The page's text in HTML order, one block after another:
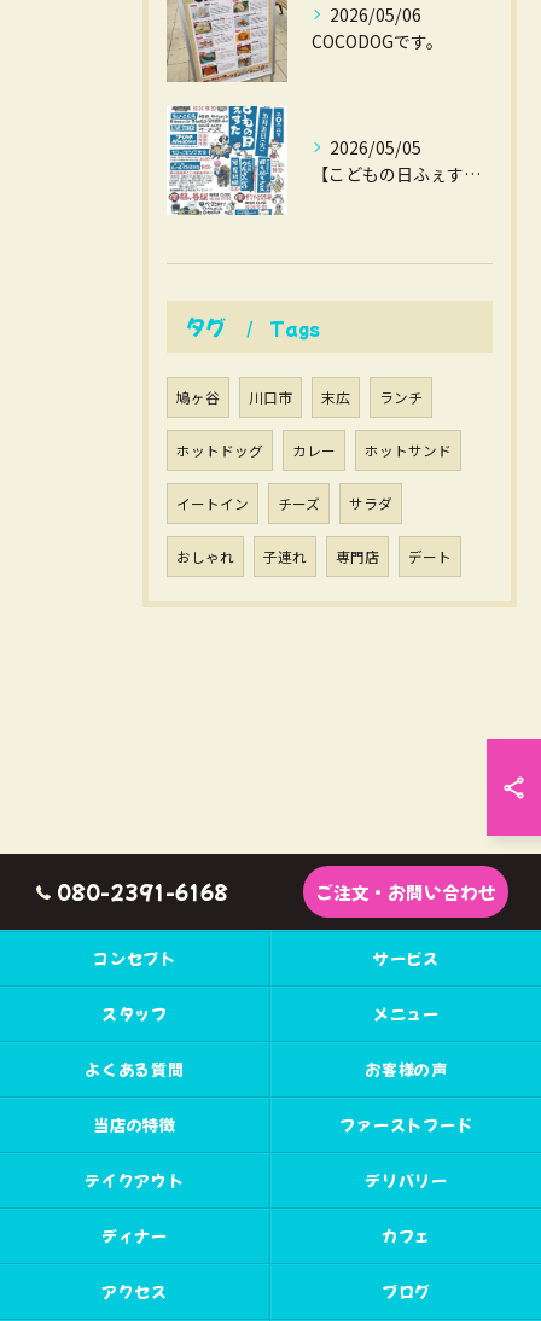
2026/05/06
COCODOGです。
2026/05/05
【こどもの日ふぇすた】
タグ Tags
鳩ヶ谷 川口市 末広 ランチ
ホットドッグ カレー ホットサンド
イートイン チーズ サラダ
おしゃれ 子連れ 専門店 デート
080-2391-6168 ご注文・お問い合わせ
コンセプト サービス
スタッフ メニュー
よくある質問 お客様の声
当店の特徴 ファーストフード
テイクアウト デリバリー
ディナー カフェ
アクセス ブログ